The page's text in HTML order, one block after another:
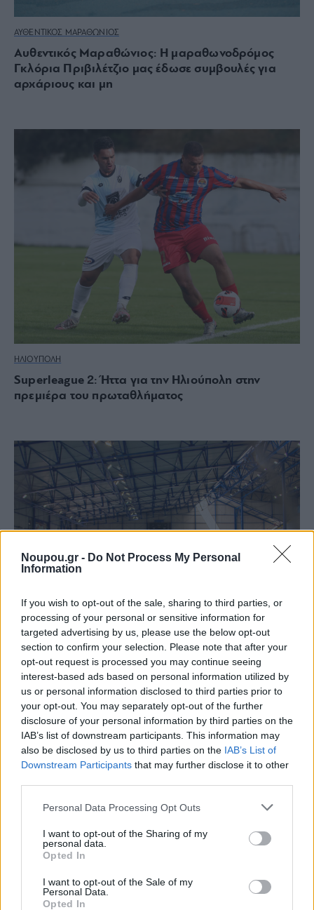
Noupou.gr - Do Not Process My Personal
Information
If you wish to opt-out of the sale, sharing to third parties, or
processing of your personal or sensitive information for
targeted advertising by us, please use the below opt-out
section to confirm your selection. Please note that after your
opt-out request is processed you may continue seeing
interest-based ads based on personal information utilized by
us or personal information disclosed to third parties prior to
your opt-out. You may separately opt-out of the further
disclosure of your personal information by third parties on the
IAB’s list of downstream participants. This information may
also be disclosed by us to third parties on the IAB’s List of
Downstream Participants that may further disclose it to other
Please note that this website/app uses one or more Google
not limited to your visit or usage behaviour. You may click to
grant or deny consent to Google and its third-party tags to
use your data for below specified purposes in below Google
consent section.
Personal Data Processing Opt Outs
I want to opt-out of the Sharing of my
personal data.
Opted In
I want to opt-out of the Sale of my
Personal Data.
Opted In
ΑΥΘΕΝΤΙΚΟΣ ΜΑΡΑΘΩΝΙΟΣ
Αυθεντικός Μαραθώνιος: Η μαραθωνοδρόμος
Γκλόρια Πριβιλέτζιο μας έδωσε συμβουλές για
αρχάριους και μη
ΗΛΙΟΥΠΟΛΗ
Superleague 2: Ήττα για την Ηλιούπολη στην
πρεμιέρα του πρωταθλήματος
ΒΟΥΛΙΑΓΜΕΝΗ ΠΟΛΟ
Πόλο: Στους ομίλους του Champions League η
Βουλιαγμένη